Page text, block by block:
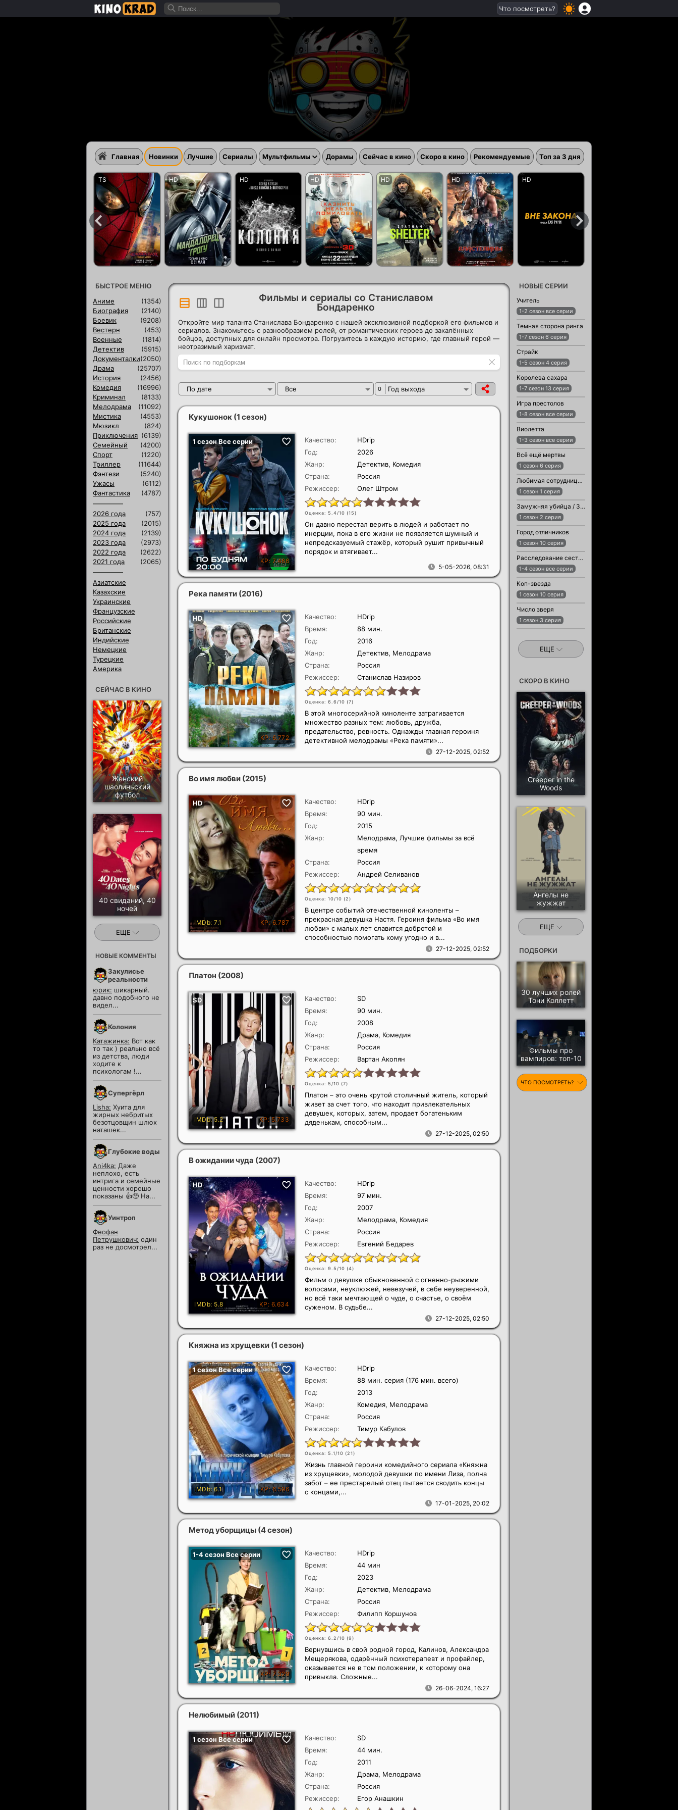
Фильмы и сериалы со Станиславом
Бондаренко
Откройте мир таланта Станислава Бондаренко с нашей эксклюзивной подборкой его фильмов и
сериалов. Знакомьтесь с разнообразием ролей, от романтических героев до закалённых
бойцов, доступных для онлайн просмотра. Погрузитесь в каждую историю, где главный герой —
неотразимый харизмат.
По дате Все 0 Год выхода
Кукушонок (1 сезон)
Качество:
HDrip
Год:
2026
Жанр:
Детектив, Комедия
Страна:
Россия
Режиссер:
Олег Штром
Оценка: 5.4/10 (15)
5-05-2026, 08:31
Он давно перестал верить в людей и работает по
инерции, пока в его жизни не появляется шумный и
непредсказуемый стажёр, который рушит привычный
порядок и втягивает...
Река памяти (2016)
Качество:
HDrip
Время:
88 мин.
Год:
2016
Жанр:
Детектив, Мелодрама
Страна:
Россия
Режиссер:
Станислав Назиров
Оценка: 6.6/10 (7)
27-12-2025, 02:52
В этой многосерийной киноленте затрагивается
множество разных тем: любовь, дружба,
предательство, ревность. Однажды главная героиня
детективной мелодрамы «Река памяти»...
Во имя любви (2015)
Качество:
HDrip
Время:
90 мин.
Год:
2015
Жанр:
Мелодрама, Лучшие фильмы за всё
время
Страна:
Россия
Режиссер:
Андрей Селиванов
Оценка: 10/10 (2)
27-12-2025, 02:52
В центре событий отечественной киноленты –
прекрасная девушка Настя. Героиня фильма «Во имя
любви» с малых лет славится добротой и
способностью помогать кому угодно и в...
Платон (2008)
Качество:
SD
Время:
90 мин.
Год:
2008
Жанр:
Драма, Комедия
Страна:
Россия
Режиссер:
Вартан Акопян
Оценка: 5/10 (7)
27-12-2025, 02:50
Платон – это очень крутой столичный житель, который
живет за счет того, что находит привлекательных
девушек, которых, затем, продает богатеньким
дяденькам, способным...
В ожидании чуда (2007)
Качество:
HDrip
Время:
97 мин.
Год:
2007
Жанр:
Мелодрама, Комедия
Страна:
Россия
Режиссер:
Евгений Бедарев
Оценка: 9.5/10 (4)
27-12-2025, 02:50
Фильм о девушке обыкновенной с огненно-рыжими
волосами, неуклюжей, невезучей, в себе неуверенной,
но всё таки мечтающей о чуде, о счастье, о своём
суженом. В судьбе...
Княжна из хрущевки (1 сезон)
Качество:
HDrip
Время:
88 мин. серия (176 мин. всего)
Год:
2013
Жанр:
Комедия, Мелодрама
Страна:
Россия
Режиссер:
Тимур Кабулов
Оценка: 5.1/10 (21)
17-01-2025, 20:02
Жизнь главной героини комедийного сериала «Княжна
из хрущевки», молодой девушки по имени Лиза, полна
забот – ее престарелый отец пытается сводить концы
с концами,...
Метод уборщицы (4 сезон)
Качество:
HDrip
Время:
44 мин
Год:
2023
Жанр:
Детектив, Мелодрама
Страна:
Россия
Режиссер:
Филипп Коршунов
Оценка: 6.2/10 (9)
26-06-2024, 16:27
Вернувшись в свой родной город, Калинов, Александра
Мещерякова, одарённый психотерапевт и профайлер,
оказывается не в том положении, к которому она
привыкла. Сложные...
Нелюбимый (2011)
Качество:
SD
Время:
44 мин.
Год:
2011
Жанр:
Драма, Мелодрама
Страна:
Россия
Режиссер:
Егор Анашкин
БЫСТРОЕ МЕНЮ
Аниме
(1354)
Биография
(2140)
Боевик
(9208)
Вестерн
(453)
Военные
(1814)
Детектив
(5915)
Документалки(2050)
Драма
(25707)
История
(2456)
Комедия
(16996)
Криминал
(8133)
Мелодрама
(11092)
Мистика
(4553)
Мюзикл
(824)
Приключения (6139)
Семейный
(4200)
Спорт
(1220)
Триллер
(11644)
Фэнтези
(5240)
Ужасы
(6112)
Фантастика
(4787)
2026 года
(757)
2025 года
(2015)
2024 года
(2139)
2023 года
(2973)
2022 года
(2622)
2021 года
(2065)
Азиатские
Казахские
Украинские
Французские
Российские
Британские
Индийские
Немецкие
Турецкие
Америка
СЕЙЧАС В КИНО
Женский
шаолиньский
футбол
40 свиданий, 40
ночей
ЕЩЕ
НОВЫЕ КОММЕНТЫ
Закулисье
реальности
юрик: шикарный.
давно подобного не
видел...
Колония
Катажинка: Вот как
то так ) реально всё
из детства, люди
ходите к
психологам !...
Супергёрл
Lisha: Хуита для
жирных небритых
безотцовщин шлюх
наташек...
Глубокие воды
Ani4ka: Даже
неплохо, есть
интрига и семейные
ценности хорошо
показаны 👍🥺 На...
Уинтроп
Феофан
Петрушкович: один
раз не досмотрел...
НОВЫЕ СЕРИИ
Учитель
1-2 сезон все серии
Темная сторона ринга
1-7 сезон 6 серия
Страйк
1-5 сезон 4 серия
Королева сахара
1-7 сезон 13 серия
Игра престолов
1-8 сезон все серии
Виолетта
1-3 сезон все серии
Всё ещё мертвы
1 сезон 6 серия
Любимая сотрудница / Любимый сотрудник
1 сезон 1 серия
Замужняя убийца / Замужняя женщина-убийца
1 сезон 2 серия
Город отличников
1 сезон 10 серия
Расследование сестры Бонифации
1-4 сезон все серии
Коп-звезда
1 сезон 10 серия
Число зверя
1 сезон 3 серия
ЕЩЕ
СКОРО В КИНО
Creeper in the
Woods
Ангелы не
жужжат
ЕЩЕ
ПОДБОРКИ
30 лучших ролей
Тони Коллетт
Фильмы про
вампиров: топ-10
ЧТО ПОСМОТРЕТЬ?
Главная Новинки Лучшие Сериалы Мультфильмы Дорамы Сейчас в кино Скоро в кино Рекомендуемые Топ за 3 дня
Что посмотреть?